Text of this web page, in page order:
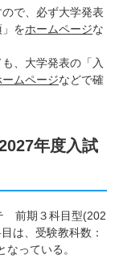
で、必ず大学発表
をホームページな
、大学発表の「入
ームページなどで確
年度入試
前期３科目型(202
は、受験教科数：
っている。